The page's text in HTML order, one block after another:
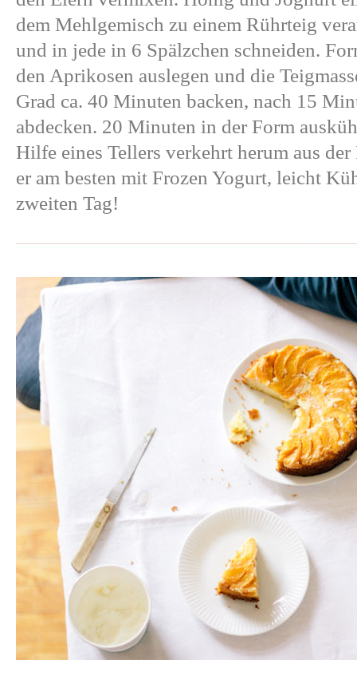
dem Mehlgemisch zu einem Rührteig
und in jede in 6 Spälzchen schneiden.
den Aprikosen auslegen und die
Grad ca. 40 Minuten backen, nach 15
abdecken. 20 Minuten in der Form
Hilfe eines Tellers verkehrt herum aus
er am besten mit Frozen Yogurt, leicht
zweiten Tag!